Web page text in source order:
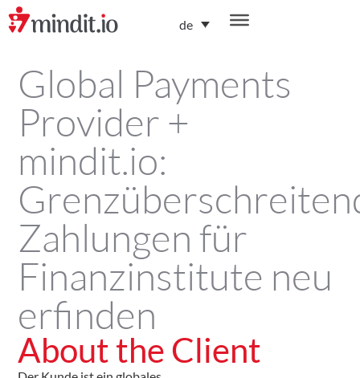
de
Global Payments
Provider +
mindit.io:
Zahlungen für
Finanzinstitute neu
erfinden
About the Client